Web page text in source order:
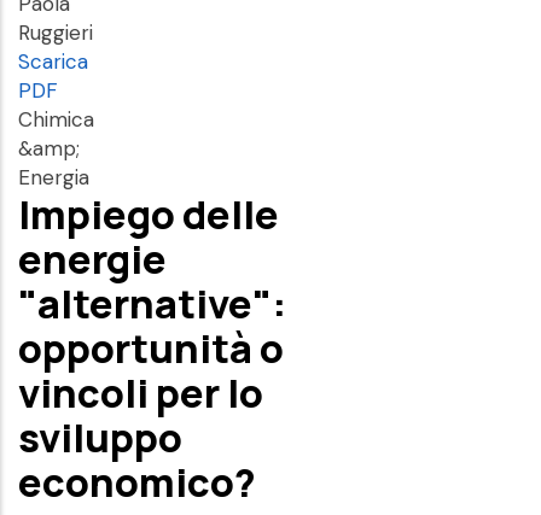
Ruggieri
Scarica
PDF
Chimica
&amp;
Energia
Impiego delle
energie
"alternative":
opportunità o
vincoli per lo
sviluppo
economico?